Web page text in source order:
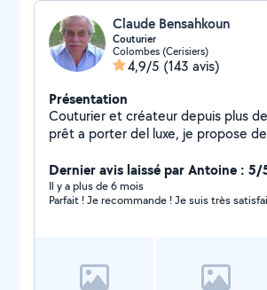
Claude Bensahkoun
Couturier
Colombes (Cerisiers)
4,9/5 (143 avis)
Présentation
Couturier et créateur depuis plus de 40 ans dans le
prêt a porter del luxe, je propose
Dernier avis laissé par Antoine : 5/
Il y a plus de 6 mois
Parfait ! Je recommande ! Je suis très